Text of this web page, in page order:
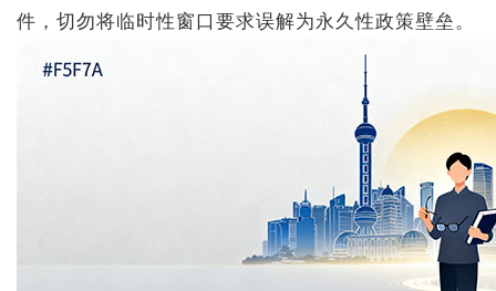
件，切勿将临时性窗口要求误解为永久性政策壁垒。